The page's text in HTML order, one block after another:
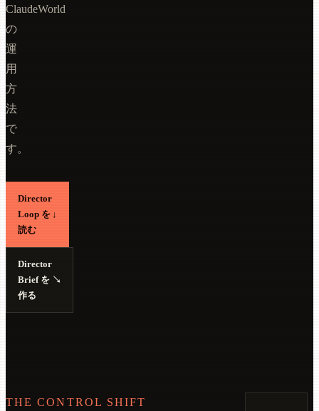
ClaudeWorld
の
運
用
方
法
で
す。
Director
Loop を
読む
↓
Director
Brief を
作る
↘
THE CONTROL SHIFT